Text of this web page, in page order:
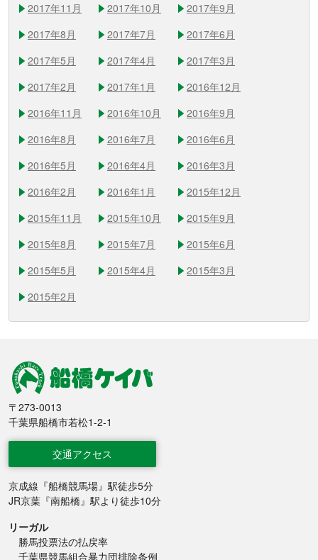
2017年11月
2017年10月
2017年9月
2017年8月
2017年7月
2017年6月
2017年5月
2017年4月
2017年3月
2017年2月
2017年1月
2016年12月
2016年11月
2016年10月
2016年9月
2016年8月
2016年7月
2016年6月
2016年5月
2016年4月
2016年3月
2016年2月
2016年1月
2015年12月
2015年11月
2015年10月
2015年9月
2015年8月
2015年7月
2015年6月
2015年5月
2015年4月
2015年3月
2015年2月
船橋競馬
〒273-0013
千葉県船橋市若松1-2-1
交通アクセス
京成線『船橋競馬場』駅徒歩5分
JR京葉『南船橋』駅より徒歩10分
リーガル
勝馬投票法の払戻率
千葉県競馬組合暴力団排除条例